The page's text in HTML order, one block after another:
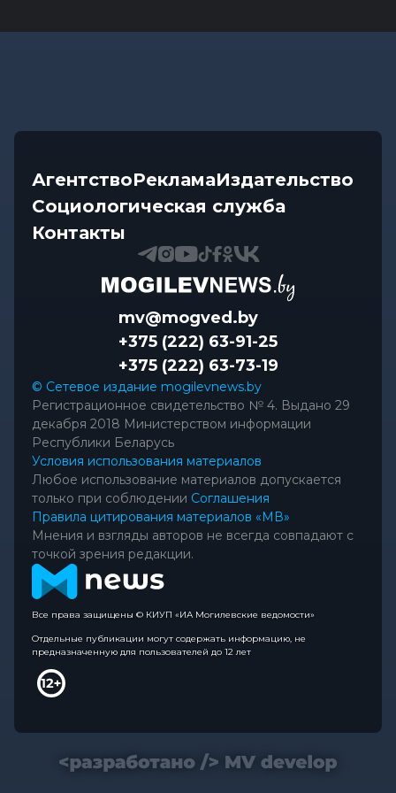
АгентствоРекламаИздательство
Социологическая служба
Контакты
mv@mogved.by
+375 (222) 63-91-25
+375 (222) 63-73-19
© Сетевое издание mogilevnews.by
Регистрационное свидетельство № 4. Выдано 29
декабря 2018 Министерством информации
Республики Беларусь
Условия использования материалов
Любое использование материалов допускается
только при соблюдении Соглашения
Правила цитирования материалов «МВ»
Мнения и взгляды авторов не всегда совпадают с
точкой зрения редакции.
Все права защищены © КИУП «ИА Могилевские ведомости»
Отдельные публикации могут содержать информацию, не
предназначенную для пользователей до 12 лет